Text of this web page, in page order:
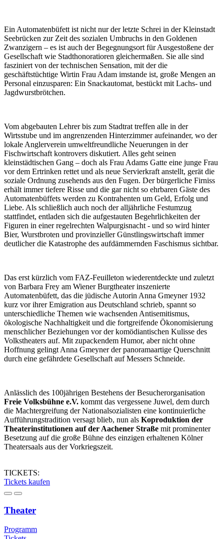
Ein Automatenbüfett ist nicht nur der letzte Schrei in der Kleinstadt
Seebrücken zur Zeit des sozialen Umbruchs in den Goldenen
Zwanzigern – es ist auch der Begegnungsort für Ausgestoßene der
Gesellschaft wie Stadthonoratioren gleichermaßen. Sie alle sind
fasziniert von der technischen Sensation, mit der die
geschäftstüchtige Wirtin Frau Adam imstande ist, große Mengen an
Personal einzusparen: Ein Snackautomat, bestückt mit Lachs- und
Jagdwurstbrötchen.
Vom abgebauten Lehrer bis zum Stadtrat treffen alle in der
Wirtsstube und im angrenzenden Hinterzimmer aufeinander, wo der
lokale Anglerverein umweltfreundliche Neuerungen in der
Fischwirtschaft kontrovers diskutiert. Alles geht seinen
kleinstädtischen Gang – doch als Frau Adams Gatte eine junge Frau
vor dem Ertrinken rettet und als neue Servierkraft anstellt, gerät die
soziale Ordnung zusehends aus den Fugen. Der bürgerliche Firniss
erhält immer tiefere Risse und die gar nicht so ehrbaren Gäste des
Automatenbüffets werden zu Kontrahenten um Geld, Erfolg und
Liebe. Als schließlich auch noch der alljährliche Festumzug
stattfindet, entladen sich die aufgestauten Begehrlichkeiten der
Figuren in einer regelrechten Walpurgisnacht - und so wird hinter
Bier, Wurstbroten und provinzieller Günstlingswirtschaft immer
deutlicher die Katastrophe des aufdämmernden Faschismus sichtbar.
Das erst kürzlich vom FAZ-Feuilleton wiederentdeckte und zuletzt
von Barbara Frey am Wiener Burgtheater inszenierte
Automatenbüfett, das die jüdische Autorin Anna Gmeyner 1932
kurz vor ihrer Emigration aus Deutschland schrieb, spannt so
unterschiedliche Themen wie wachsenden Antisemitismus,
ökologische Nachhaltigkeit und die fortgreifende Ökonomisierung
menschlicher Beziehungen vor der komödiantischen Kulisse des
Volkstheaters auf. Mit zupackendem Humor, aber nicht ohne
Hoffnung gelingt Anna Gmeyner der panoramaartige Querschnitt
durch eine gefährdete Gesellschaft auf Messers Schneide.
Anlässlich des 100jährigen Bestehens der Besucherorganisation
Freie Volksbühne e.V. kommt das vergessene Juwel, dem durch
die Machtergreifung der Nationalsozialisten eine kontinuierliche
Aufführungstradition versagt blieb, nun als Koproduktion der
Theaterinstitutionen auf der Aachener Straße mit prominenter
Besetzung auf die große Bühne des einzigen erhaltenen Kölner
Theatersaals aus der Vorkriegszeit.
TICKETS:
Tickets kaufen
Theater
Programm